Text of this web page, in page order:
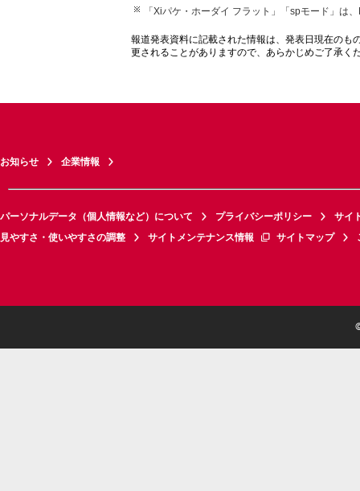
「Xiパケ・ホーダイ フラット」「spモード」は
報道発表資料に記載された情報は、発表日現在のも
更されることがありますので、あらかじめご了承く
お知らせ 企業情報
パーソナルデータ（個人情報など）について プライバシーポリシー
サイ
見やすさ・使いやすさの調整
サイトメンテナンス情報 サイトマップ